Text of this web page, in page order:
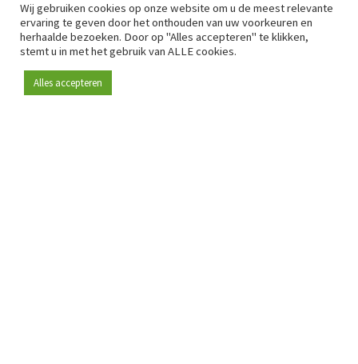
Wij gebruiken cookies op onze website om u de meest relevante
ervaring te geven door het onthouden van uw voorkeuren en
herhaalde bezoeken. Door op "Alles accepteren" te klikken,
stemt u in met het gebruik van ALLE cookies.
Alles accepteren